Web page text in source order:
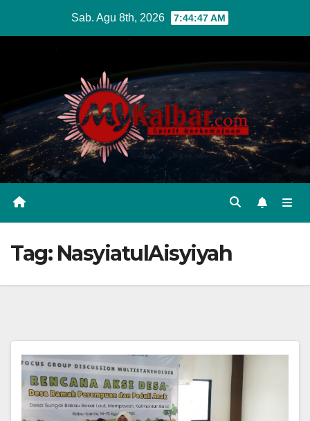
Sab. Agu 8th, 2026 7:44:48 AM
Tag: NasyiatulAisyiyah